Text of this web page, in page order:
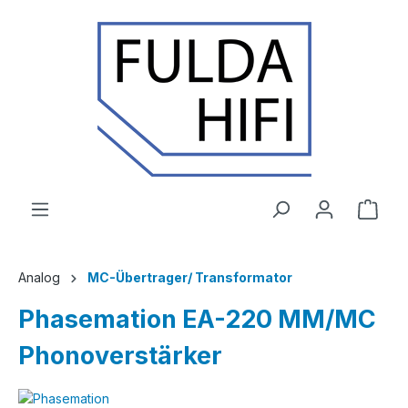
Zum Hauptinhalt springen
Analog MC-Übertrager/ Transformator
Phasemation EA-220 MM/MC
Phonoverstärker